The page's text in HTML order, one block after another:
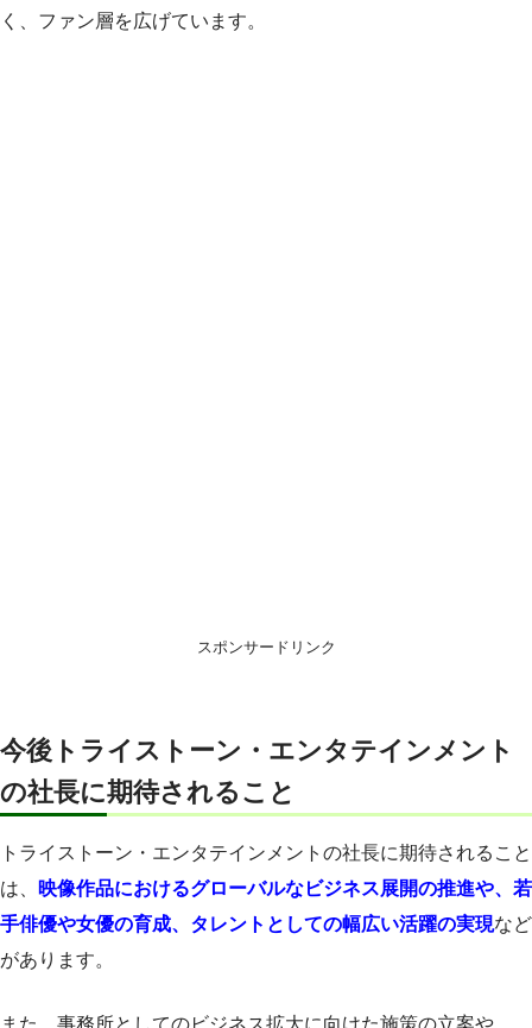
く、ファン層を広げています。
スポンサードリンク
今後トライストーン・エンタテインメント
の社長に期待されること
トライストーン・エンタテインメントの社長に期待されること
は、
映像作品におけるグローバルなビジネス展開の推進や、若
手俳優や女優の育成、タレントとしての幅広い活躍の実現など
があります。
また、事務所としてのビジネス拡大に向けた施策の立案や、